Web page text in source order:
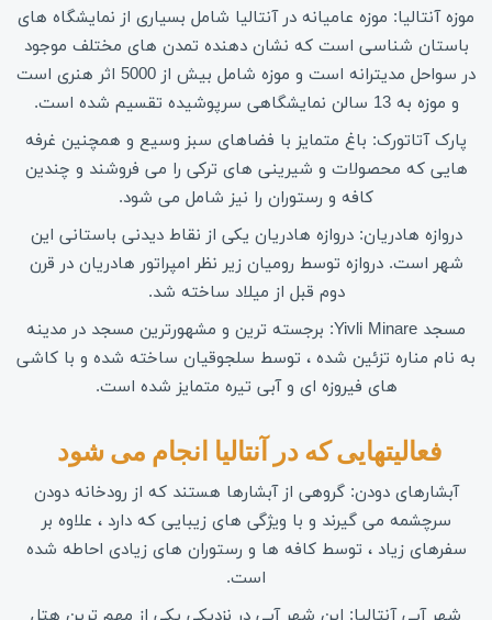
موزه آنتالیا: موزه عامیانه در آنتالیا شامل بسیاری از نمایشگاه های
باستان شناسی است که نشان دهنده تمدن های مختلف موجود
در سواحل مدیترانه است و موزه شامل بیش از 5000 اثر هنری است
و موزه به 13 سالن نمایشگاهی سرپوشیده تقسیم شده است.
پارک آتاتورک: باغ متمایز با فضاهای سبز وسیع و همچنین غرفه
هایی که محصولات و شیرینی های ترکی را می فروشند و چندین
کافه و رستوران را نیز شامل می شود.
دروازه هادریان: دروازه هادریان یکی از نقاط دیدنی باستانی این
شهر است. دروازه توسط رومیان زیر نظر امپراتور هادریان در قرن
دوم قبل از میلاد ساخته شد.
مسجد Yivli Minare: برجسته ترین و مشهورترین مسجد در مدینه
به نام مناره تزئین شده ، توسط سلجوقیان ساخته شده و با کاشی
های فیروزه ای و آبی تیره متمایز شده است.
فعالیتهایی که در آنتالیا انجام می شود
آبشارهای دودن: گروهی از آبشارها هستند که از رودخانه دودن
سرچشمه می گیرند و با ویژگی های زیبایی که دارد ، علاوه بر
سفرهای زیاد ، توسط کافه ها و رستوران های زیادی احاطه شده
است.